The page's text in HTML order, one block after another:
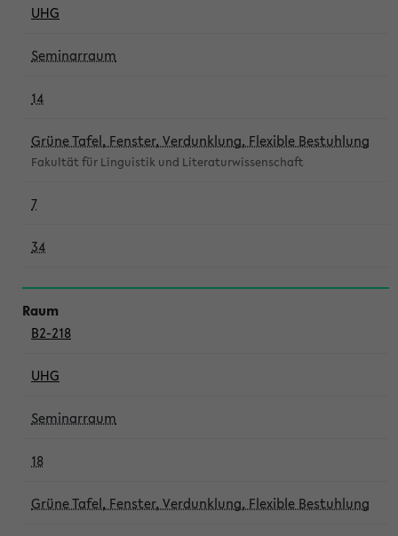
UHG
Seminarraum
14
Grüne Tafel, Fenster, Verdunklung, Flexible Bestuhlung
Fakultät für Linguistik und Literaturwissenschaft
7
34
B2-218
UHG
Seminarraum
18
Grüne Tafel, Fenster, Verdunklung, Flexible Bestuhlung